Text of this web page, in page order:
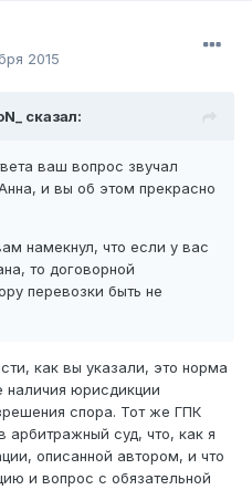
2015
сказал:
ваш вопрос звучал
и вы об этом прекрасно
намекнул, что если у вас
то договорной
перевозки быть не
как вы указали, это норма
юрисдикции
спора. Тот же ГПК
суд, что, как я
описанной автором, и что
и вопрос с обязательной